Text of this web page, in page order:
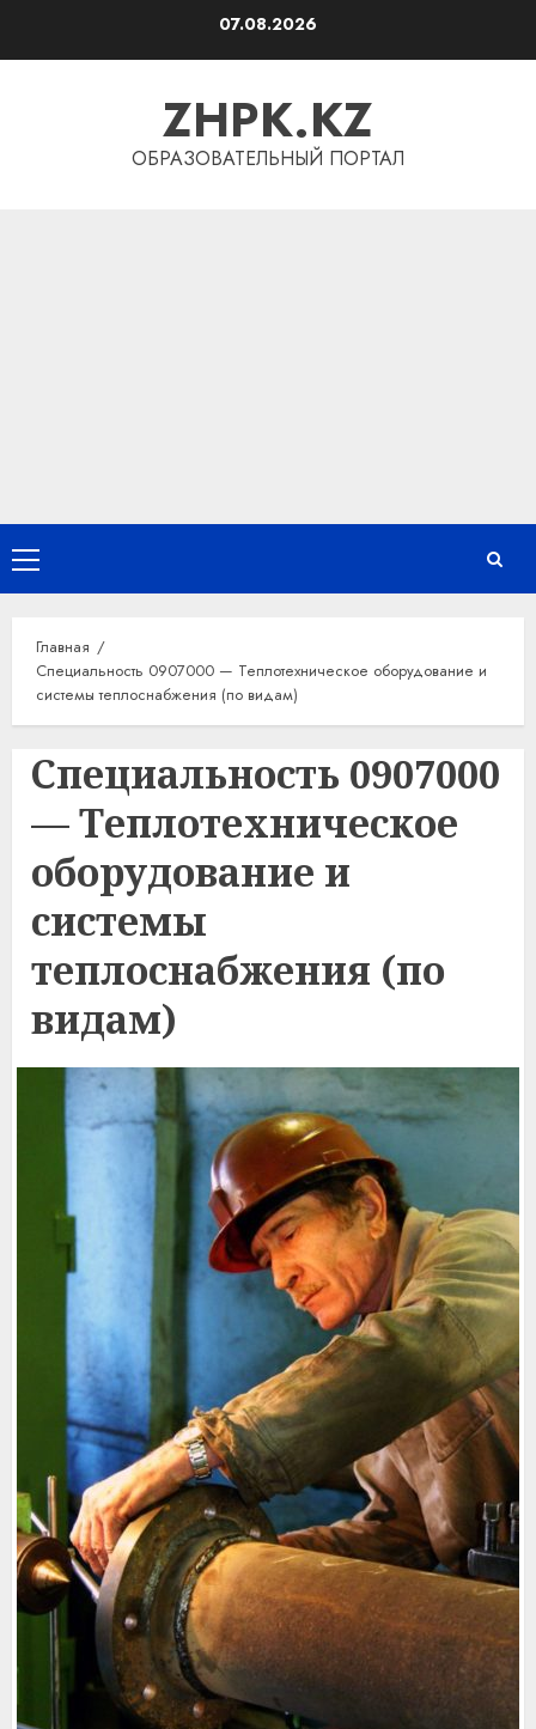
07.08.2026
ZHPK.KZ
ОБРАЗОВАТЕЛЬНЫЙ ПОРТАЛ
Основное
меню
Главная
Специальность 0907000 — Теплотехническое оборудование и
системы теплоснабжения (по видам)
Специальность 0907000
— Теплотехническое
оборудование и
системы
теплоснабжения (по
видам)